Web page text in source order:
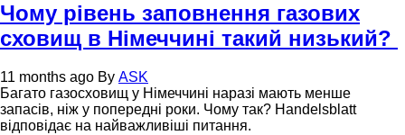
Чому рівень заповнення газових
сховищ в Німеччині такий низький?
11 months ago By ASK
Багато газосховищ у Німеччині наразі мають менше
запасів, ніж у попередні роки. Чому так? Handelsblatt
відповідає на найважливіші питання.